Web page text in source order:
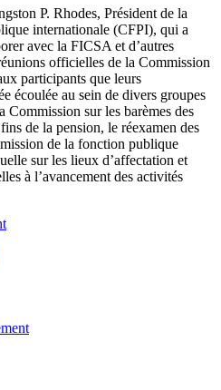
P. Rhodes, Président de la
internationale (CFPI), qui a
avec la FICSA et d’autres
officielles de la Commission
participants que leurs
écoulée au sein de divers groupes
sur les barèmes des
de la pension, le réexamen des
de la fonction publique
sur les lieux d’affectation et
à l’avancement des activités